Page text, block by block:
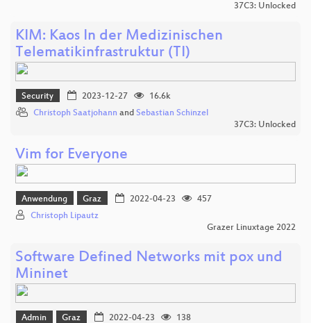
37C3: Unlocked
KIM: Kaos In der Medizinischen
Telematikinfrastruktur (TI)
Security 2023-12-27
16.6k
Christoph Saatjohann and Sebastian Schinzel
37C3: Unlocked
Vim for Everyone
Anwendung Graz 2022-04-23
457
Christoph Lipautz
Grazer Linuxtage 2022
Software Defined Networks mit pox und
Mininet
Admin Graz 2022-04-23
138